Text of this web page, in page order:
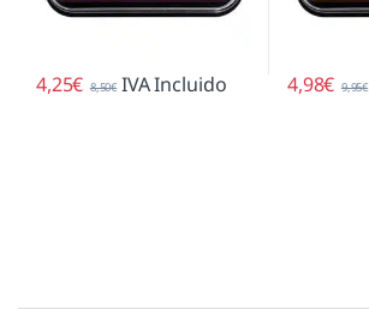
4,25€ 8,50€ IVA Incluido 4,98€ 9,95€